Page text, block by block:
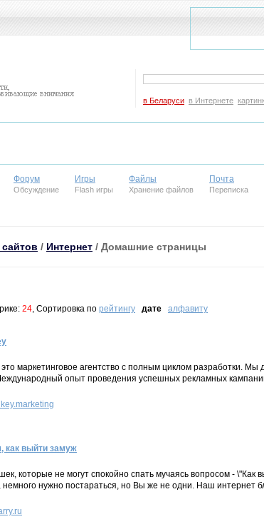
в Беларуси в Интернете
Форум
Обсуждение
Игры
Flash игры
Файлы
Хранение файлов
Почта
Переписка
сайтов / Интернет / Домашние страницы
24, Сортировка по рейтингу дате алфавиту
маркетинговое агентство с полным циклом разработки.
опыт проведения успешных рекламных
как выйти замуж
которые не могут спокойно спать мучаясь вопросом -
немного нужно постараться, но Вы же не одни. Наш интернет